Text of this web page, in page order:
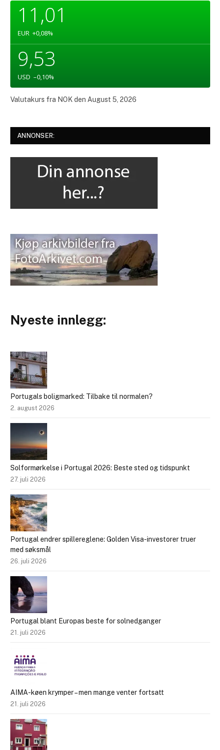
11,01
EUR +0,08%
9,53
USD –0,10%
Valutakurs fra NOK den August 5, 2026
ANNONSER:
Nyeste innlegg:
Portugals boligmarked: Tilbake til normalen?
2. august 2026
Solformørkelse i Portugal 2026: Beste sted og tidspunkt
27. juli 2026
Portugal endrer spillereglene: Golden Visa-investorer truer
med søksmål
26. juli 2026
Portugal blant Europas beste for solnedganger
21. juli 2026
AIMA-køen krymper – men mange venter fortsatt
21. juli 2026